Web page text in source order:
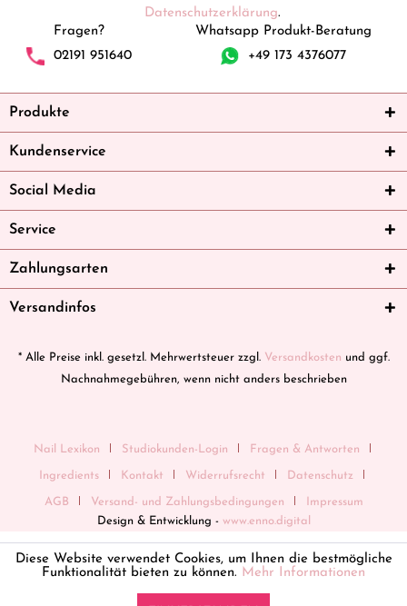
Datenschutzerklärung.
Fragen?
02191 951640
Whatsapp Produkt-Beratung
+49 173 4376077
Produkte
Kundenservice
Social Media
Service
Zahlungsarten
Versandinfos
* Alle Preise inkl. gesetzl. Mehrwertsteuer zzgl. Versandkosten und ggf.
Nachnahmegebühren, wenn nicht anders beschrieben
Nail Lexikon Studiokunden-Login Fragen & Antworten
Ingredients Kontakt Widerrufsrecht Datenschutz
AGB Versand- und Zahlungsbedingungen
Impressum
Design & Entwicklung - www.enno.digital
Diese Website verwendet Cookies, um Ihnen die bestmögliche
Funktionalität bieten zu können. Mehr Informationen